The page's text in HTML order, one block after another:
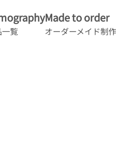
覧
Made to order
オーダーメイド制作